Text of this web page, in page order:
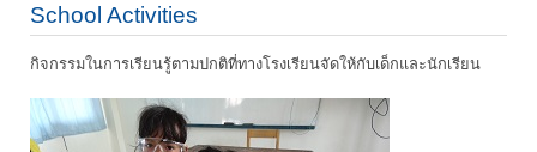
School Activities
กิจกรรมในการเรียนรู้ตามปกติที่ทางโรงเรียนจัดให้กับเด็กและนักเรียน